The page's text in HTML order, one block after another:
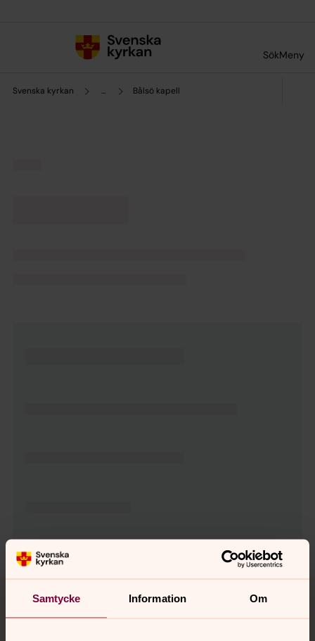
Samtycke Information Om
SökMeny
Svenska kyrkan ... Bålsö kapell
Tillbaka till toppen
Tillbaka till innehållet